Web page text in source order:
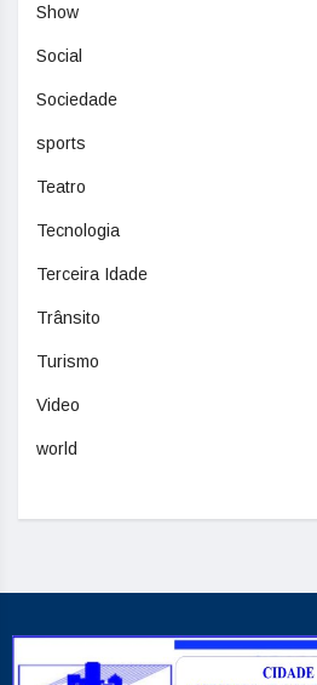
Show
Social
Sociedade
sports
Teatro
Tecnologia
Terceira Idade
Trânsito
Turismo
Video
world